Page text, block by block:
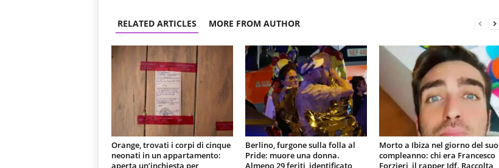
RELATED ARTICLES MORE FROM AUTHOR
Orange, trovati i corpi di cinque
neonati in un appartamento:
aperta un’inchiesta per
Berlino, furgone sulla folla al
Pride: muore una donna.
Almeno 29 feriti, identificato
Morto a Ibiza nel giorno del suo
compleanno: chi era Francesco
Forzieri, il rapper Jdf. Raccolta